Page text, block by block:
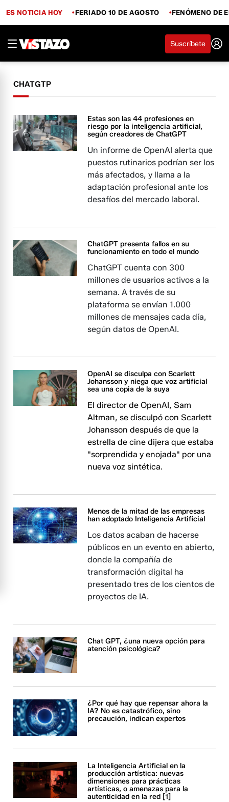
ES NOTICIA HOY FERIADO 10 DE AGOSTO FENÓMENO DE
Suscríbete
CHATGTP
Estas son las 44 profesiones en
riesgo por la inteligencia artificial,
según creadores de ChatGPT
Un informe de OpenAI alerta que
puestos rutinarios podrían ser los
más afectados, y llama a la
adaptación profesional ante los
desafíos del mercado laboral.
ChatGPT presenta fallos en su
funcionamiento en todo el mundo
ChatGPT cuenta con 300
millones de usuarios activos a la
semana. A través de su
plataforma se envían 1.000
millones de mensajes cada día,
según datos de OpenAI.
OpenAI se disculpa con Scarlett
Johansson y niega que voz artificial
sea una copia de la suya
El director de OpenAI, Sam
Altman, se disculpó con Scarlett
Johansson después de que la
estrella de cine dijera que estaba
"sorprendida y enojada" por una
nueva voz sintética.
Menos de la mitad de las empresas
han adoptado Inteligencia Artificial
Los datos acaban de hacerse
públicos en un evento en abierto,
donde la compañía de
transformación digital ha
presentado tres de los cientos de
proyectos de IA.
Chat GPT, ¿una nueva opción para
atención psicológica?
¿Por qué hay que repensar ahora la
IA? No es catastrófico, sino
precaución, indican expertos
La Inteligencia Artificial en la
producción artística: nuevas
dimensiones para prácticas
artísticas, o amenazas para la
autenticidad en la red [1]